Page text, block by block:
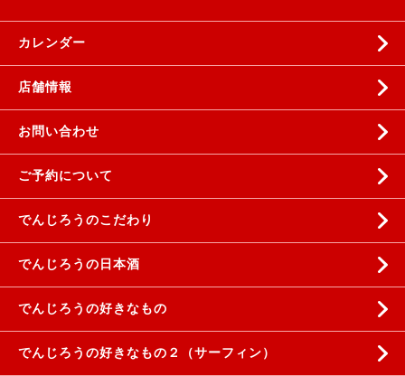
カレンダー
店舗情報
お問い合わせ
ご予約について
でんじろうのこだわり
でんじろうの日本酒
でんじろうの好きなもの
でんじろうの好きなもの２（サーフィン）